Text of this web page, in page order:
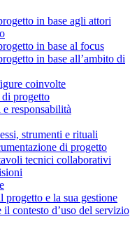
in base agli attori
in base al focus
in base all’ambito di
coinvolte
progetto
responsabilità
strumenti e rituali
di progetto
tecnici collaborativi
progetto e la sua gestione
contesto d’uso del servizio